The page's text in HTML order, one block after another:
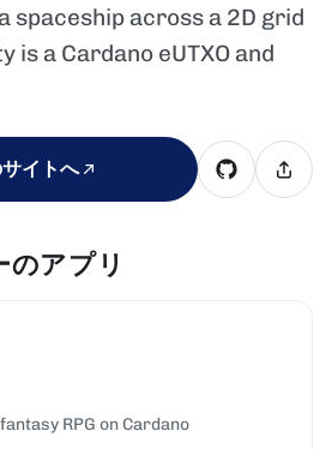
spaceship across a 2D grid
is a Cardano eUTXO and
イトへ
のアプリ
RPG on Cardano